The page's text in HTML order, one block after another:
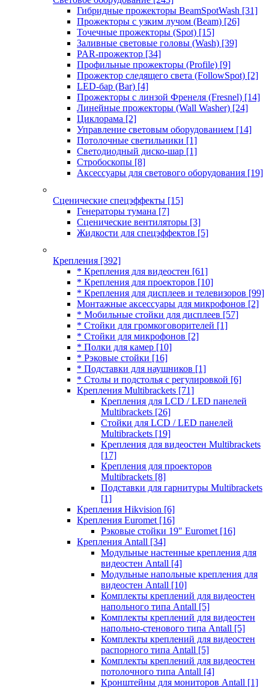
Гибридные прожекторы BeamSpotWash [31]
Прожекторы с узким лучом (Beam) [26]
Точечные прожекторы (Spot) [15]
Заливные световые головы (Wash) [39]
PAR-прожектор [34]
Профильные прожекторы (Profile) [9]
Прожектор следящего света (FollowSpot) [2]
LED-бар (Bar) [4]
Прожекторы с линзой Френеля (Fresnel) [14]
Линейные прожекторы (Wall Washer) [24]
Циклорама [2]
Управление световым оборудованием [14]
Потолочные светильники [1]
Светодиодный диско-шар [1]
Стробоскопы [8]
Аксессуары для светового оборудования [19]
Сценические спецэффекты [15]
Генераторы тумана [7]
Сценические вентиляторы [3]
Жидкости для спецэффектов [5]
Крепления [392]
* Крепления для видеостен [61]
* Крепления для проекторов [10]
* Крепления для дисплеев и телевизоров [99]
Монтажные аксессуары для микрофонов [2]
* Мобильные стойки для дисплеев [57]
* Стойки для громкоговорителей [1]
* Стойки для микрофонов [2]
* Полки для камер [10]
* Рэковые стойки [16]
* Подставки для наушников [1]
* Столы и подстолья с регулировкой [6]
Крепления Multibrackets [71]
Крепления для LCD / LED панелей
Multibrackets [26]
Стойки для LCD / LED панелей
Multibrackets [19]
Крепления для видеостен Multibrackets
[17]
Крепления для проекторов
Multibrackets [8]
Подставки для гарнитуры Multibrackets
[1]
Крепления Hikvision [6]
Крепления Euromet [16]
Рэковые стойки 19" Euromet [16]
Крепления Antall [34]
Модульные настенные крепления для
видеостен Antall [4]
Модульные напольные крепления для
видеостен Antall [10]
Комплекты креплений для видеостен
напольного типа Antall [5]
Комплекты креплений для видеостен
напольно-стенового типа Antall [5]
Комплекты креплений для видеостен
распорного типа Antall [5]
Комплекты креплений для видеостен
потолочного типа Antall [4]
Кронштейны для мониторов Antall [1]